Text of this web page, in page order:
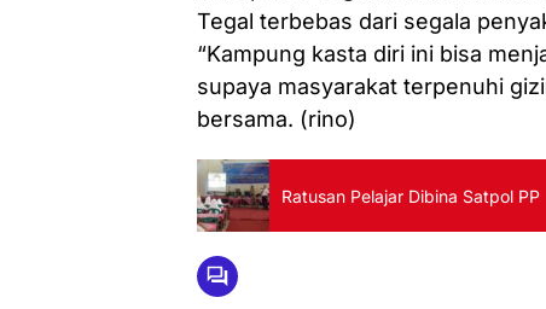
Tegal terbebas dari segala
“Kampung kasta diri ini bisa
supaya masyarakat terpenuhi
bersama. (rino)
Ratusan Pelajar Dibina Satpol PP